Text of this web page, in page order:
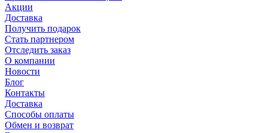
Акции
Доставка
Получить подарок
Стать партнером
Отследить заказ
О компании
Новости
Блог
Контакты
Доставка
Способы оплаты
Обмен и возврат